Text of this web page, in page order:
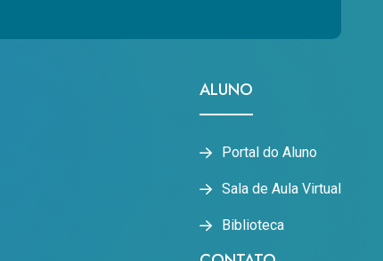
ALUNO
Portal do Aluno
Sala de Aula Virtual
Biblioteca